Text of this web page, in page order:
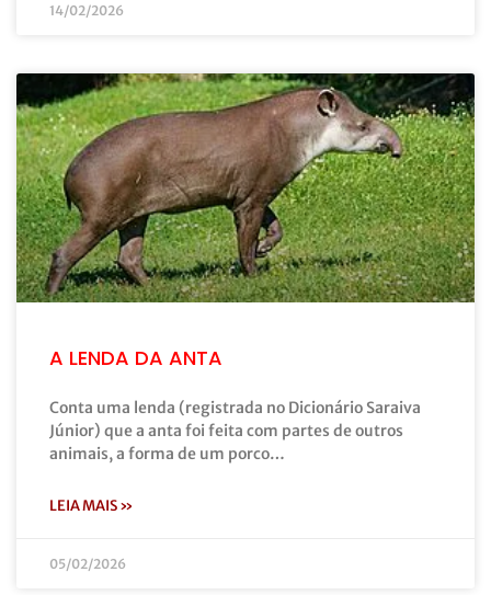
14/02/2026
A LENDA DA ANTA
Conta uma lenda (registrada no Dicionário Saraiva
Júnior) que a anta foi feita com partes de outros
animais, a forma de um porco…
LEIA MAIS »
05/02/2026